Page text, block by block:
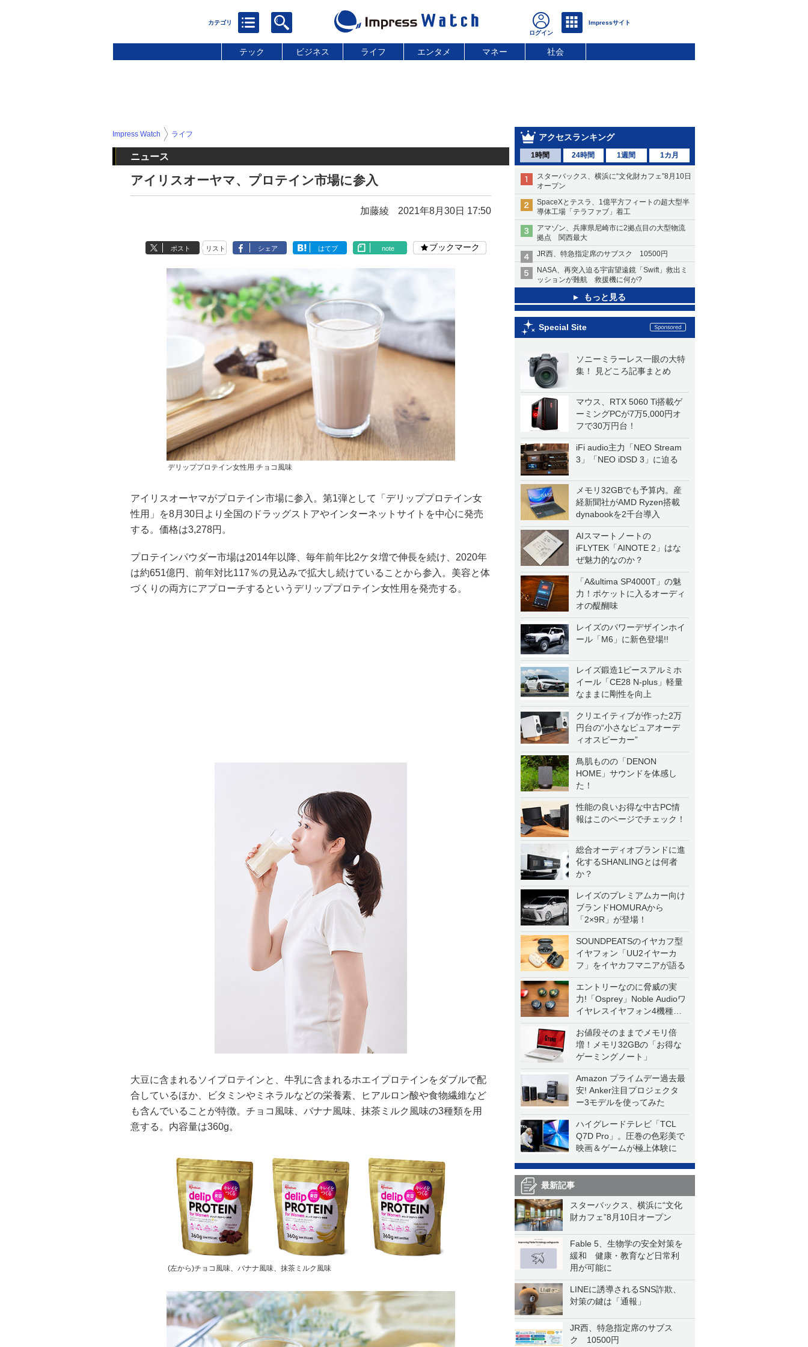
テック ビジネス ライフ エンタメ マネー 社会
アクセスランキング
1時間 24時間 1週間 1カ月
スターバックス、横浜に“文化財カフェ”8月10日
オープン
SpaceXとテスラ、1億平方フィートの超大型半
導体工場「テラファブ」着工
アマゾン、兵庫県尼崎市に2拠点目の大型物流
拠点 関西最大
JR西、特急指定席のサブスク 10500円
NASA、再突入迫る宇宙望遠鏡「Swift」救出ミ
ッションが難航 救援機に何が?
もっと見る
Special Site
ソニーミラーレス一眼の大特
集！ 見どころ記事まとめ
マウス、RTX 5060 Ti搭載ゲ
ーミングPCが7万5,000円オ
フで30万円台！
iFi audio主力「NEO Stream
3」「NEO iDSD 3」に迫る
メモリ32GBでも予算内。産
経新聞社がAMD Ryzen搭載
dynabookを2千台導入
AIスマートノートの
iFLYTEK「AINOTE 2」はな
ぜ魅力的なのか？
「A&ultima SP4000T」の魅
力！ポケットに入るオーディ
オの醍醐味
レイズのパワーデザインホイ
ール「M6」に新色登場!!
レイズ鍛造1ピースアルミホ
イール「CE28 N-plus」軽量
なままに剛性を向上
クリエイティブが作った2万
円台の“小さなピュアオーデ
ィオスピーカー”
鳥肌ものの「DENON
HOME」サウンドを体感し
た！
性能の良いお得な中古PC情
報はこのページでチェック！
総合オーディオブランドに進
化するSHANLINGとは何者
か？
レイズのプレミアムカー向け
ブランドHOMURAから
「2×9R」が登場！
SOUNDPEATSのイヤカフ型
イヤフォン「UU2イヤーカ
フ」をイヤカフマニアが語る
エントリーなのに脅威の実
力!「Osprey」Noble Audioワ
イヤレスイヤフォン4機種を
一気に聴く
お値段そのままでメモリ倍
増！メモリ32GBの「お得な
ゲーミングノート」
Amazon プライムデー過去最
安! Anker注目プロジェクタ
ー3モデルを使ってみた
ハイグレードテレビ「TCL
Q7D Pro」。圧巻の色彩美で
映画＆ゲームが極上体験に
最新記事
スターバックス、横浜に“文化
財カフェ”8月10日オープン
Fable 5、生物学の安全対策を
緩和 健康・教育など日常利
用が可能に
LINEに誘導されるSNS詐欺、
対策の鍵は「通報」
JR西、特急指定席のサブス
ク 10500円
Impress Watch ライフ
ニュース
アイリスオーヤマ、プロテイン市場に参入
加藤綾 2021年8月30日 17:50
ポスト リスト シェア はてブ note ブックマーク
デリッププロテイン女性用 チョコ風味
アイリスオーヤマがプロテイン市場に参入。第1弾として「デリッププロテイン女
性用」を8月30日より全国のドラッグストアやインターネットサイトを中心に発売
する。価格は3,278円。
プロテインパウダー市場は2014年以降、毎年前年比2ケタ増で伸長を続け、2020年
は約651億円、前年対比117％の見込みで拡大し続けていることから参入。美容と体
づくりの両方にアプローチするというデリッププロテイン女性用を発売する。
大豆に含まれるソイプロテインと、牛乳に含まれるホエイプロテインをダブルで配
合しているほか、ビタミンやミネラルなどの栄養素、ヒアルロン酸や食物繊維など
も含んでいることが特徴。チョコ風味、バナナ風味、抹茶ミルク風味の3種類を用
意する。内容量は360g。
(左から)チョコ風味、バナナ風味、抹茶ミルク風味